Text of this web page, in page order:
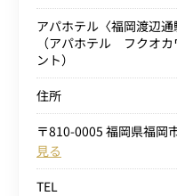
アパホテル〈福岡渡辺通
（アパホテル フクオ
ント）
住所
〒810-0005 福岡県福岡
見る
TEL